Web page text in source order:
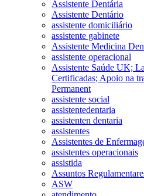
Assistente Dentária
Assistente Dentário
assistente domiciliário
assistente gabinete
Assistente Medicina
assistente operacional
Assistente Saúde UK;
Certificadas; Apoio na
Permanent
assistente social
assistentedentaria
assistenten dentaria
assistentes
Assistentes de
assistentes operacionais
assistida
Assuntos
ASW